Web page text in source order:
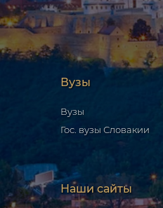
Вузы
Вузы
Гос. вузы Словакии
Наши сайты